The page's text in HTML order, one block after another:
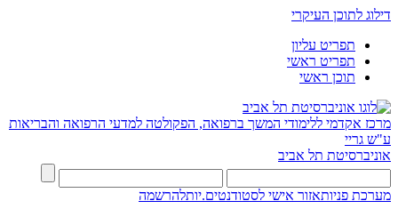
דילוג לתוכן העיקרי
תפריט עליון
תפריט ראשי
תוכן ראשי
מרכז אקדמי ללימודי המשך ברפואה, הפקולטה למדעי הרפואה והבריאות
ע"ש גריי
אוניברסיטת תל אביב
מערכת פניותאזור אישי לסטודנטים.יותלהרשמה